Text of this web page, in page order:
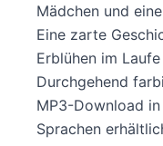
Mädchen und
Eine zarte
Erblühen im
Durchgehend
MP3-Download
Sprachen